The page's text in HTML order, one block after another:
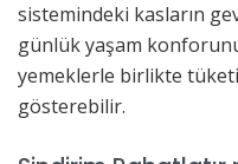
sistemindeki kasların
günlük yaşam
yemeklerle birlikte
gösterebilir.